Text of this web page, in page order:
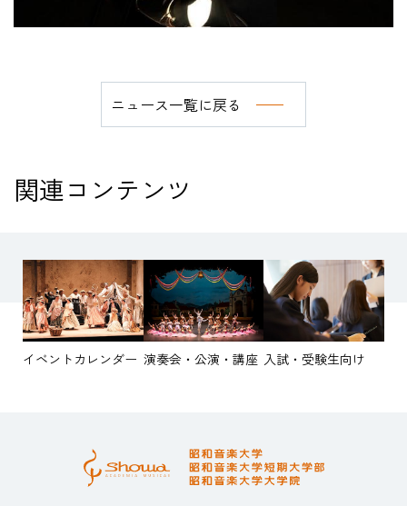
ニュース一覧に戻る
関連コンテンツ
イベントカレンダー 演奏会・公演・講座 入試・受験生向け